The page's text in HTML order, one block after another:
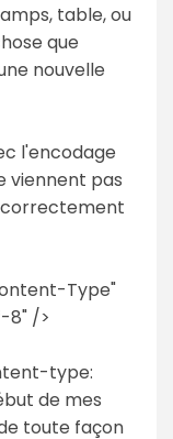
table, ou
que
nouvelle
l'encodage
viennent pas
correctement
Type"
8" />
type:
de mes
toute façon